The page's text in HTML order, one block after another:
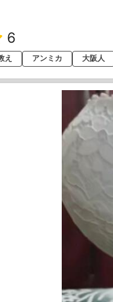
6
え
アンミカ 大阪人